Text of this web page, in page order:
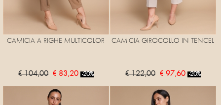
CAMICIA A RIGHE MULTICOLOR
€ 104,00 € 83,20 -20%
CAMICIA GIROCOLLO IN TENCEL
€ 122,00 € 97,60 -20%